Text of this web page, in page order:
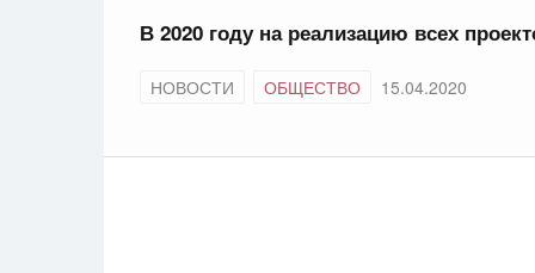
В 2020 году на реализацию всех
НОВОСТИ ОБЩЕСТВО 15.04.2020